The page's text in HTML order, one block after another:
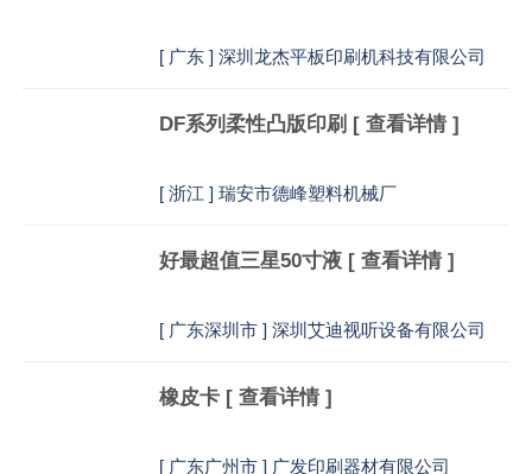
[ 广东 ] 深圳龙杰平板印刷机科技有限公司
DF系列柔性凸版印刷 [ 查看详情 ]
[ 浙江 ] 瑞安市德峰塑料机械厂
好最超值三星50寸液 [ 查看详情 ]
[ 广东深圳市 ] 深圳艾迪视听设备有限公司
橡皮卡 [ 查看详情 ]
[ 广东广州市 ] 广发印刷器材有限公司